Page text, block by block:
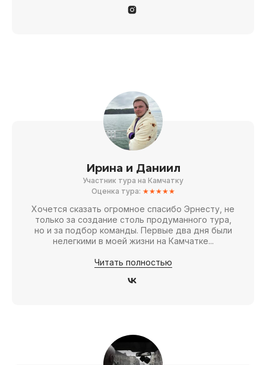
Ирина и Даниил
Участник тура на Камчатку
Оценка тура: ★★★★★
Хочется сказать огромное спасибо Эрнесту, не
только за создание столь продуманного тура,
но и за подбор команды. Первые два дня были
нелегкими в моей жизни на Камчатке...
Читать полностью